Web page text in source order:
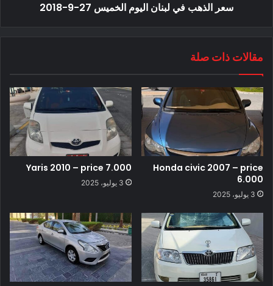
سعر الذهب في لبنان اليوم الخميس 27-9-2018
مقالات ذات صلة
Honda civic 2007 – price
6.000
3 يوليو، 2025
Yaris 2010 – price 7.000
3 يوليو، 2025